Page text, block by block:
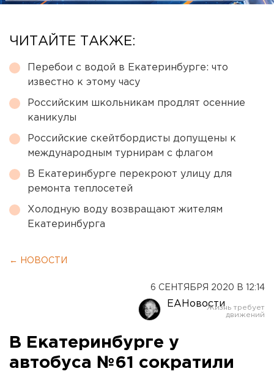
ЧИТАЙТЕ ТАКЖЕ:
Перебои с водой в Екатеринбурге: что
известно к этому часу
Российским школьникам продлят осенние
каникулы
Российские скейтбордисты допущены к
международным турнирам с флагом
В Екатеринбурге перекроют улицу для
ремонта теплосетей
Холодную воду возвращают жителям
Екатеринбурга
← НОВОСТИ
6 СЕНТЯБРЯ 2020 В 12:14
ЕАНовости
В Екатеринбурге у
автобуса №61 сократили